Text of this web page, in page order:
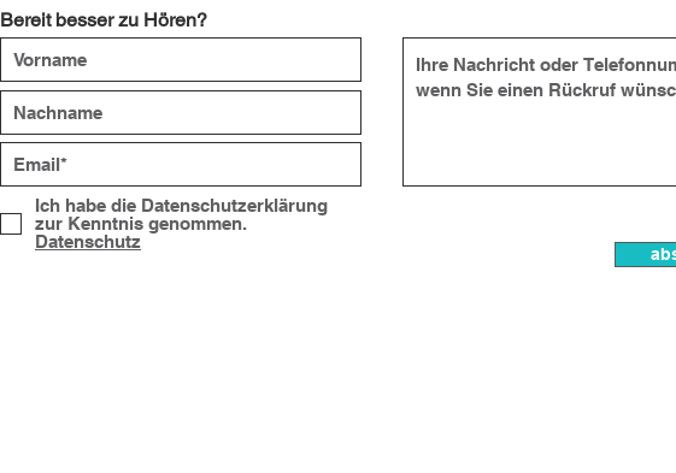
Bereit besser zu Hören?
Ich habe die Datenschutzerklärung
zur Kenntnis genommen.
Datenschutz